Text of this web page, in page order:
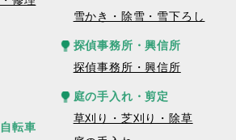
転車
雪かき・除雪・雪下ろし
探偵事務所・興信所
探偵事務所・興信所
庭の手入れ・剪定
草刈り・芝刈り・除草